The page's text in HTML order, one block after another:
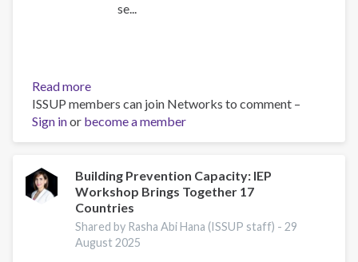
se...
Read more
Una
semana
llena
actividades
desde
ISSUP
Capítulo
Panamá
ISSUP members can join Networks to comment –
Sign inor become a member
Building Prevention Capacity: IEP
Workshop Brings Together 17
Countries
Shared by Rasha Abi Hana (ISSUP staff) -29
August 2025